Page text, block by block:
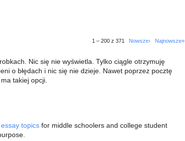
1 – 200 z 371 Nowsze› Najnowsze»
Nic się nie wyświetla. Tylko ciągle otrzymuję
o błędach i nic się nie dzieje. Nawet poprzez pocztę
takiej opcji.
topics for middle schoolers and college student